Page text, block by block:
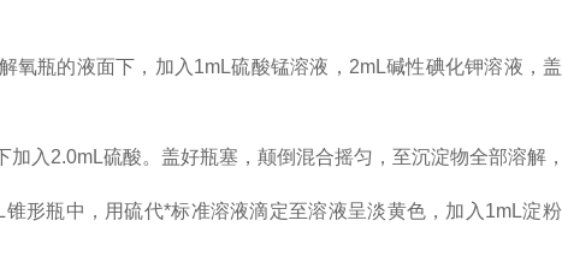
瓶的液面下，加入1mL硫酸锰溶液，2mL碱性碘化钾溶液，
2.0mL硫酸。盖好瓶塞，颠倒混合摇匀，至沉淀物全部溶解，
瓶中，用硫代*标准溶液滴定至溶液呈淡黄色，加入1mL淀